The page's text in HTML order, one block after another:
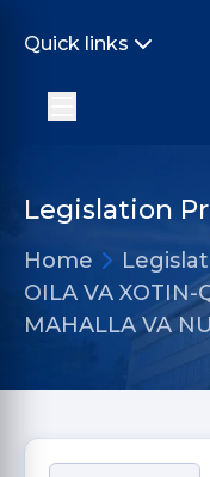
Quick links
Legislation
Home
OILA VA XOTIN-
MAHALLA VA